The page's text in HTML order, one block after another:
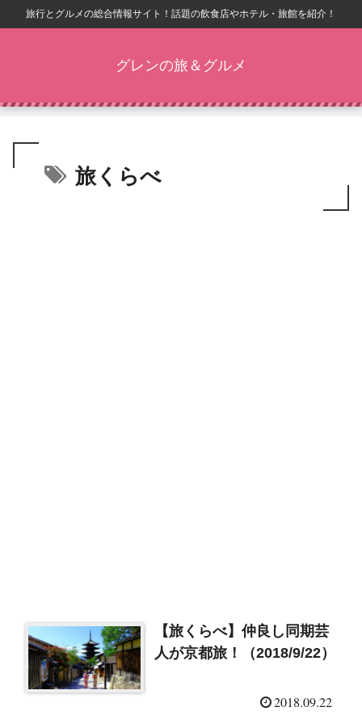
旅行とグルメの総合情報サイト！話題の飲食店やホテル・旅館を紹介！
グレンの旅＆グルメ
旅くらべ
【旅くらべ】仲良し同期芸
人が京都旅！（2018/9/22）
2018.09.22